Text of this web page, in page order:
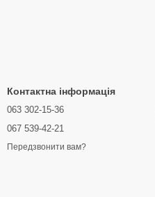
Контактна інформація
063 302-15-36
067 539-42-21
Передзвонити вам?